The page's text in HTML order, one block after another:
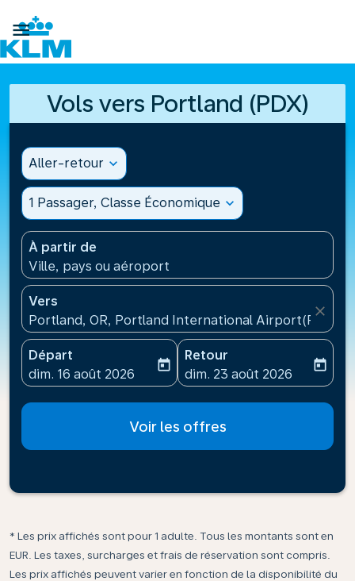

Vols vers Portland (PDX)
Aller-retour expand_more
1 Passager, Classe Économique expand_more
À partir de
Ville, pays ou aéroport
Vers
Portland, OR, Portland International Airport(PDX),
close
Départ
fc-booking-departure-date-aria-label
dim. 16 août 2026
today
Retour
fc-booking-return-date-
dim. 23 août 2026
today
Voir les offres
* Les prix affichés sont pour 1 adulte. Tous les montants sont en
EUR. Les taxes, surcharges et frais de réservation sont compris.
Les prix affichés peuvent varier en fonction de la disponibilité du